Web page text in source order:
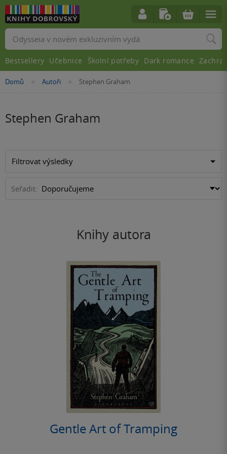
Nacházíte
Domů »Autoři »
Stephen Graham
Stephen Graham
Filtrovat výsledky
Seřadit:
Knihy autora
Gentle Art of Tramping
Vyhledávání
Bestsellery Učebnice Školní potřeby Dark romance